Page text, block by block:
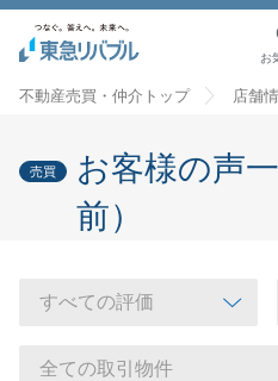
お
不動産売買・仲介トップ 店舗
売買
お客様の声
前）